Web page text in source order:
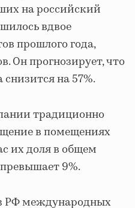
на российский
вдвое
прошлого года,
Он прогнозирует, что
снизится на 57%.
традиционно
в помещениях
их доля в общем
9%.
РФ международных